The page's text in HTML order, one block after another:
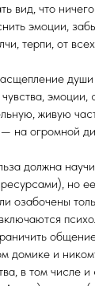
вид, что
эмоции,
терпи, от
живую
на огромной
должна
но
озабочены
домике и
в том числе